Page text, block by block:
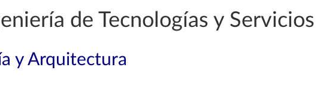
de Tecnologías y
y Arquitectura